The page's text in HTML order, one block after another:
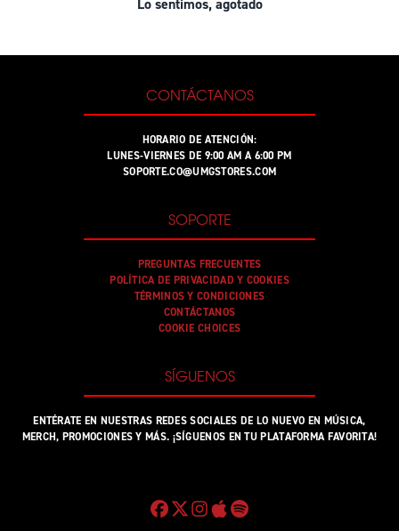
CONTÁCTANOS
HORARIO DE ATENCIÓN:
LUNES-VIERNES DE 9:00 AM A 6:00 PM
SOPORTE.CO@UMGSTORES.COM
SOPORTE
PREGUNTAS FRECUENTES
POLÍTICA DE PRIVACIDAD Y COOKIES
TÉRMINOS Y CONDICIONES
CONTÁCTANOS
COOKIE CHOICES
SÍGUENOS
ENTÉRATE EN NUESTRAS REDES SOCIALES DE LO NUEVO EN MÚSICA,
MERCH, PROMOCIONES Y MÁS. ¡SÍGUENOS EN TU PLATAFORMA FAVORITA!